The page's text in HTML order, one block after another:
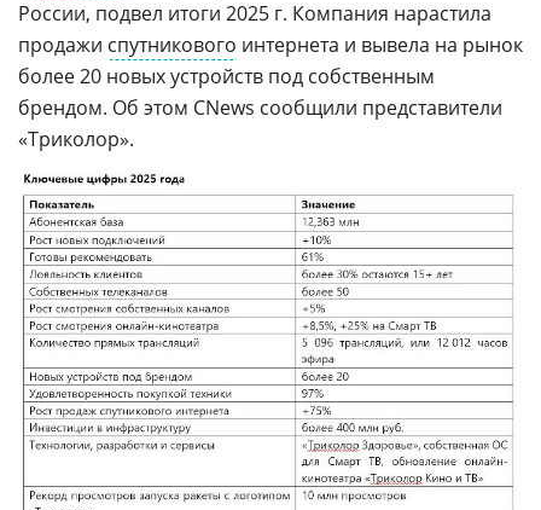
России, подвел итоги 2025 г. Компания нарастила
продажи спутникового интернета и вывела на рынок
более 20 новых устройств под собственным
брендом. Об этом CNews сообщили представители
«Триколор».